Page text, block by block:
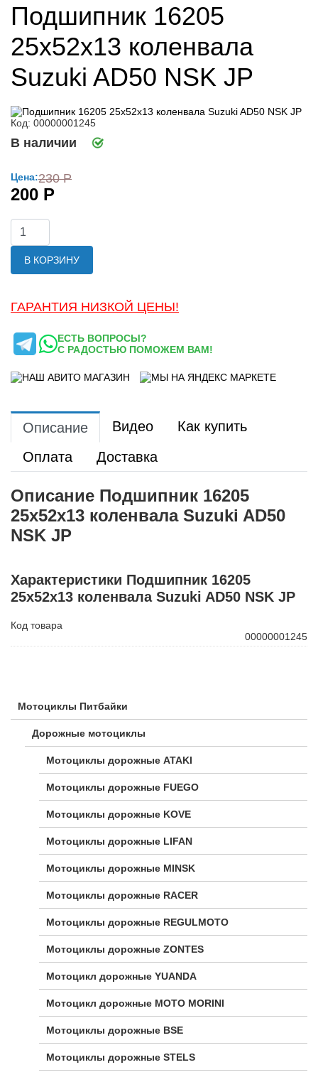
Мотоциклы Питбайки
Дорожные мотоциклы
Мотоциклы дорожные ATAKI
Мотоциклы дорожные FUEGO
Мотоциклы дорожные KOVE
Мотоциклы дорожные LIFAN
Мотоциклы дорожные MINSK
Мотоциклы дорожные RACER
Мотоциклы дорожные REGULMOTO
Мотоциклы дорожные ZONTES
Мотоцикл дорожные YUANDA
Мотоцикл дорожные МОТО MORINI
Мотоциклы дорожные BSE
Мотоциклы дорожные STELS
Подшипник 16205
25х52х13 коленвала
Suzuki AD50 NSK JP
Код: 00000001245
В наличии
Цена:230 Р
200 Р
В КОРЗИНУ
ГАРАНТИЯ НИЗКОЙ ЦЕНЫ!
ЕСТЬ ВОПРОСЫ?
С РАДОСТЬЮ ПОМОЖЕМ ВАМ!
Описание Видео
Как купить
Оплата
Доставка
Описание Подшипник 16205
25х52х13 коленвала Suzuki AD50
NSK JP
Характеристики Подшипник 16205
25х52х13 коленвала Suzuki AD50 NSK JP
Код товара
00000001245